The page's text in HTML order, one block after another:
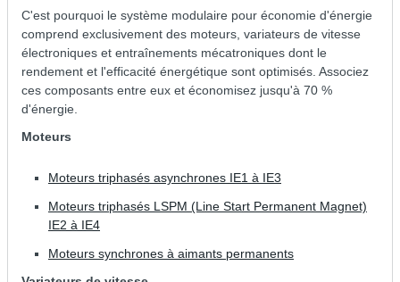
C'est pourquoi le système modulaire pour économie d'énergie
comprend exclusivement des moteurs, variateurs de vitesse
électroniques et entraînements mécatroniques dont le
rendement et l'efficacité énergétique sont optimisés. Associez
ces composants entre eux et économisez jusqu'à 70 %
d'énergie.
Moteurs
Moteurs triphasés asynchrones IE1 à IE3
Moteurs triphasés LSPM (Line Start Permanent Magnet)
IE2 à IE4
Moteurs synchrones à aimants permanents